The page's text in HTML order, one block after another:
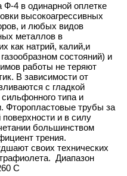
Ф-4 в одинарной оплетке
высокоагрессивных
и любых видов
металлов в
как натрий, калий,и
состояний) и
работы не теряют
В зависимости от
с гладкой
типа и
Фторопластовые трубы за
поверхности и в силу
большинством
трения.
своих технических
Диапазон
С